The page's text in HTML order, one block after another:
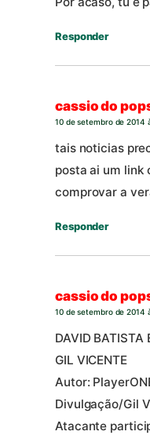
Responder
cassio do
10 de setembro de 2014
tais noticias
posta ai um link
comprovar a
Responder
cassio do
10 de setembro de 2014
DAVID BATISTA
GIL VICENTE
Autor:
Divulgação/Gil
Atacante